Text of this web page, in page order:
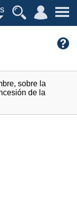
sobre la
de la